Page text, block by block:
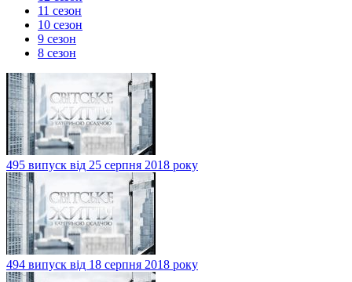
11 сезон
10 сезон
9 сезон
8 сезон
495 випуск від 25 серпня 2018 року
494 випуск від 18 серпня 2018 року